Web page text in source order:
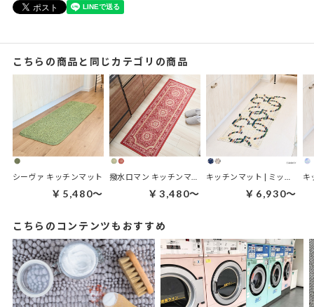
こちらの商品と同じカテゴリの商品
シーヴァ キッチンマット
￥5,480～ ￥3,480～ ￥6,930～
こちらのコンテンツもおすすめ